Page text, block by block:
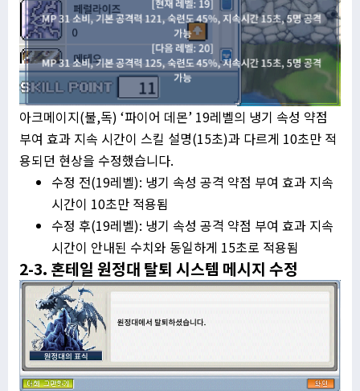
아크메이지(불,독) ‘파이어 데몬’ 19레벨의 냉기 속성 약점
부여 효과 지속 시간이 스킬 설명(15초)과 다르게 10초만 적
용되던 현상을 수정했습니다.
수정 전(19레벨): 냉기 속성 공격 약점 부여 효과 지속
시간이 10초만 적용됨
수정 후(19레벨): 냉기 속성 공격 약점 부여 효과 지속
시간이 안내된 수치와 동일하게 15초로 적용됨
2-3. 혼테일 원정대 탈퇴 시스템 메시지 수정